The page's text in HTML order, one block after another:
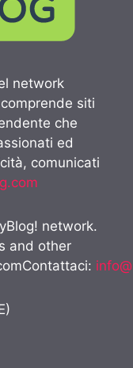
network
siti
che
ed
comunicati
network.
and other
: